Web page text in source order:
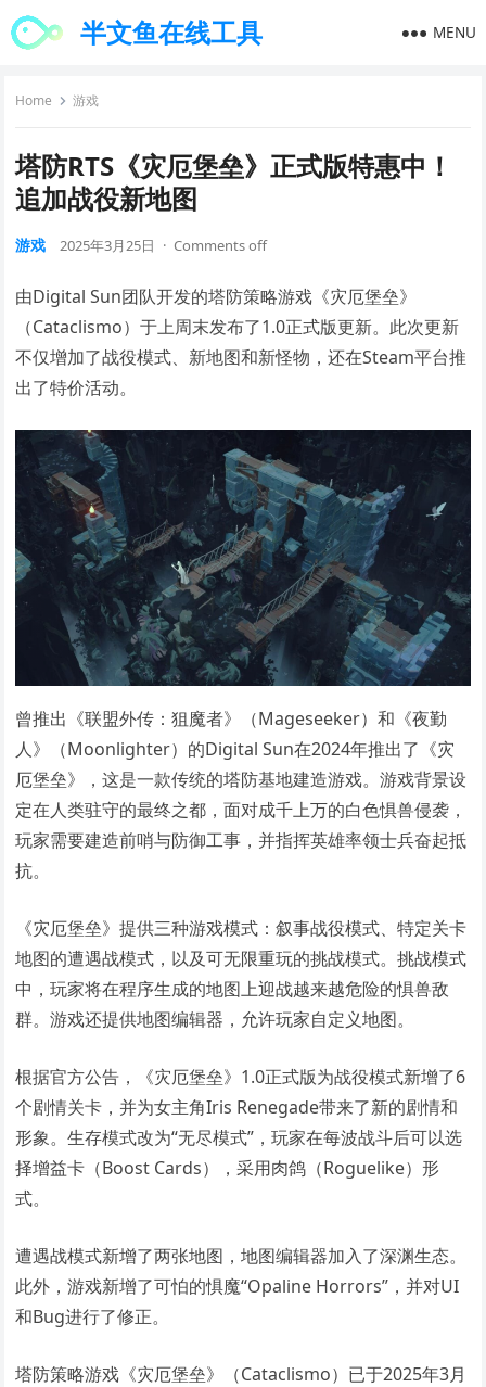
半文鱼在线工具 MENU
Home 游戏
塔防RTS《灾厄堡垒》正式版特惠中！
追加战役新地图
游戏 2025年3月25日 · Comments off
由Digital Sun团队开发的塔防策略游戏《灾厄堡垒》
（Cataclismo）于上周末发布了1.0正式版更新。此次更新
不仅增加了战役模式、新地图和新怪物，还在Steam平台推
出了特价活动。
曾推出《联盟外传：狙魔者》（Mageseeker）和《夜勤
人》（Moonlighter）的Digital Sun在2024年推出了《灾
厄堡垒》，这是一款传统的塔防基地建造游戏。游戏背景设
定在人类驻守的最终之都，面对成千上万的白色惧兽侵袭，
玩家需要建造前哨与防御工事，并指挥英雄率领士兵奋起抵
抗。
《灾厄堡垒》提供三种游戏模式：叙事战役模式、特定关卡
地图的遭遇战模式，以及可无限重玩的挑战模式。挑战模式
中，玩家将在程序生成的地图上迎战越来越危险的惧兽敌
群。游戏还提供地图编辑器，允许玩家自定义地图。
根据官方公告，《灾厄堡垒》1.0正式版为战役模式新增了6
个剧情关卡，并为女主角Iris Renegade带来了新的剧情和
形象。生存模式改为“无尽模式”，玩家在每波战斗后可以选
择增益卡（Boost Cards），采用肉鸽（Roguelike）形
式。
遭遇战模式新增了两张地图，地图编辑器加入了深渊生态。
此外，游戏新增了可怕的惧魔“Opaline Horrors”，并对UI
和Bug进行了修正。
塔防策略游戏《灾厄堡垒》（Cataclismo）已于2025年3月